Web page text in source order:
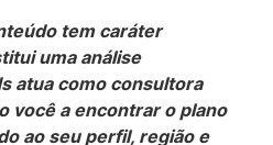
tem caráter
uma análise
atua como consultora
você a encontrar o plano
ao seu perfil, região e